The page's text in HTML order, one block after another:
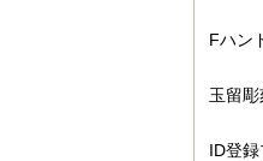
Fハン
玉留
ID登